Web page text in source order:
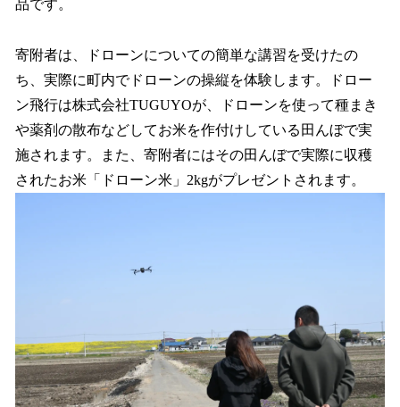
品です。
寄附者は、ドローンについての簡単な講習を受けたの
ち、実際に町内でドローンの操縦を体験します。ドロー
ン飛行は株式会社TUGUYOが、ドローンを使って種まき
や薬剤の散布などしてお米を作付けしている田んぼで実
施されます。また、寄附者にはその田んぼで実際に収穫
されたお米「ドローン米」2kgがプレゼントされます。